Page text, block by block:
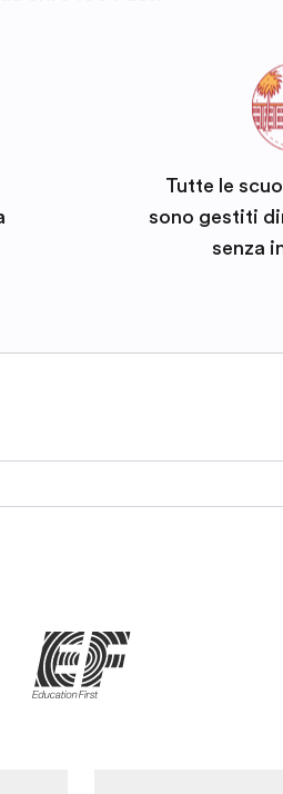
Tutte le
sono gestiti
senza